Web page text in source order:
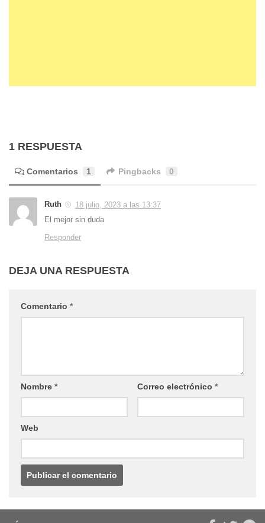
1 RESPUESTA
Comentarios 1 Pingbacks 0
Ruth
18 julio, 2023 a las 13:37
El mejor sin duda
Responder
DEJA UNA RESPUESTA
Comentario *
Nombre * Correo electrónico *
Web